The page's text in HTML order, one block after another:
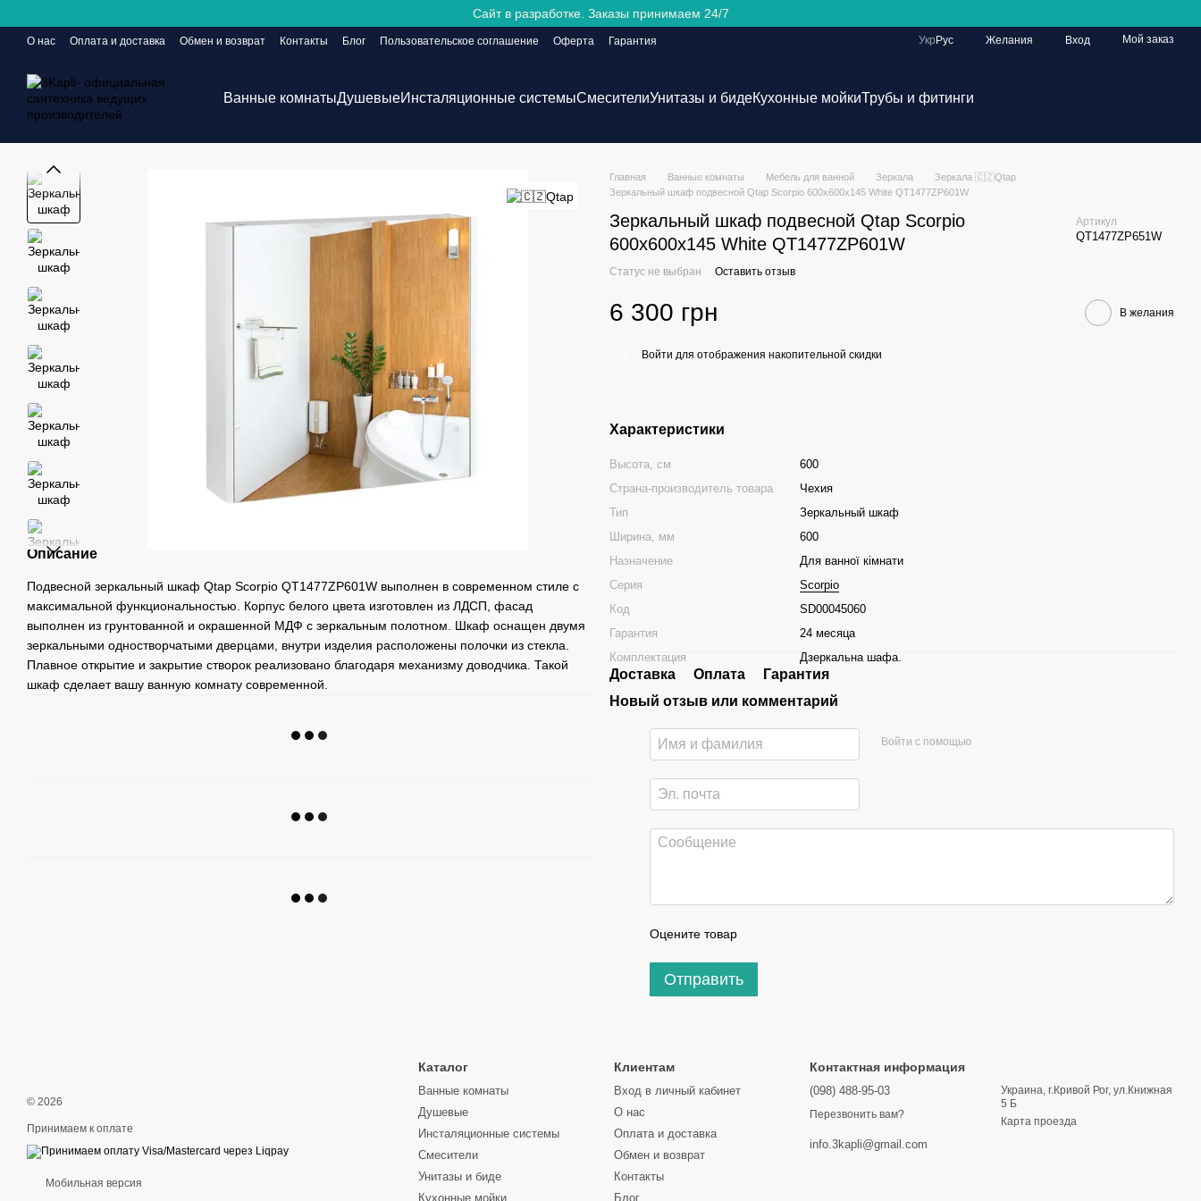
Сайт в разработке. Заказы принимаем 24/7
О нас Оплата и доставка Обмен и возврат Контакты Блог Пользовательское соглашение Оферта
Гарантия
Укр Рус Желания Вход Мой заказ
Ванные комнатыДушевыеИнсталяционные системыСмесителиУнитазы и бидеКухонные мойкиТрубы и фитинги
Описание
Подвесной зеркальный шкаф Qtap Scorpio QT1477ZP601W выполнен в современном стиле с
максимальной функциональностью. Корпус белого цвета изготовлен из ЛДСП, фасад
выполнен из грунтованной и окрашенной МДФ с зеркальным полотном. Шкаф оснащен двумя
зеркальными одностворчатыми дверцами, внутри изделия расположены полочки из стекла.
Плавное открытие и закрытие створок реализовано благодаря механизму доводчика. Такой
шкаф сделает вашу ванную комнату современной.
Главная Ванные комнаты Мебель для ванной Зеркала
Зеркала 🇨🇿Qtap
Зеркальный шкаф подвесной Qtap Scorpio 600х600х145 White QT1477ZP601W
Зеркальный шкаф подвесной Qtap Scorpio
600х600х145 White QT1477ZP601W
Артикул
QT1477ZP651W
Статус не выбран Оставить отзыв
6 300 грн В желания
Войти для отображения накопительной скидки
Характеристики
Высота, см
600
Страна-производитель товара
Чехия
Тип
Зеркальный шкаф
Ширина, мм
600
Назначение
Для ванної кімнати
Серия
Scorpio
Код
SD00045060
Гарантия
24 месяца
Комплектация
Дзеркальна шафа.
Доставка Оплата
Гарантия
Новый отзыв или комментарий
Войти с помощью
Оцените товар
Отправить
© 2026
Принимаем к оплате
Мобильная версия
Каталог
Ванные комнаты
Душевые
Инсталяционные системы
Смесители
Унитазы и биде
Кухонные мойки
Клиентам
Вход в личный кабинет
О нас
Оплата и доставка
Обмен и возврат
Контакты
Блог
Контактная информация
(098) 488-95-03
Перезвонить вам?
info.3kapli@gmail.com
Украина, г.Кривой Рог, ул.Книжная
5 Б
Карта проезда